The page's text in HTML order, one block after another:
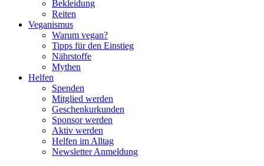
Bekleidung
Reiten
Veganismus
Warum vegan?
Tipps für den Einstieg
Nährstoffe
Mythen
Helfen
Spenden
Mitglied werden
Geschenkurkunden
Sponsor werden
Aktiv werden
Helfen im Alltag
Newsletter Anmeldung